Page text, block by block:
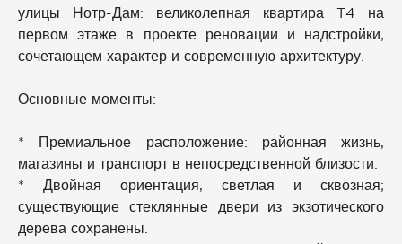
улицы Нотр-Дам: великолепная квартира T4 на
первом этаже в проекте реновации и надстройки,
сочетающем характер и современную архитектуру.
Основные моменты:
* Премиальное расположение: районная жизнь,
магазины и транспорт в непосредственной близости.
* Двойная ориентация, светлая и сквозная;
существующие стеклянные двери из экзотического
дерева сохранены.